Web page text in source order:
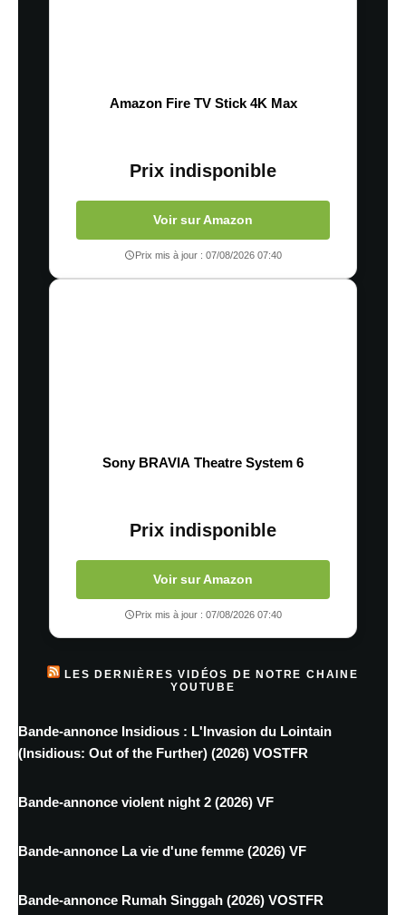
Amazon Fire TV Stick 4K Max
Prix indisponible
Voir sur Amazon
Prix mis à jour : 07/08/2026 07:40
Sony BRAVIA Theatre System 6
Prix indisponible
Voir sur Amazon
Prix mis à jour : 07/08/2026 07:40
LES DERNIÈRES VIDÉOS DE NOTRE CHAINE
YOUTUBE
Bande-annonce Insidious : L'Invasion du Lointain
(Insidious: Out of the Further) (2026) VOSTFR
Bande-annonce violent night 2 (2026) VF
Bande-annonce La vie d'une femme (2026) VF
Bande-annonce Rumah Singgah (2026) VOSTFR